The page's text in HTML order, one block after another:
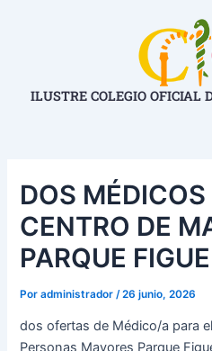
ILUSTRE COLEGIO OFICIAL
DOS MÉDICOS
CENTRO DE
PARQUE
Poradministrador /26 junio, 2026
dos ofertas de Médico/a para
Personas Mayores Parque